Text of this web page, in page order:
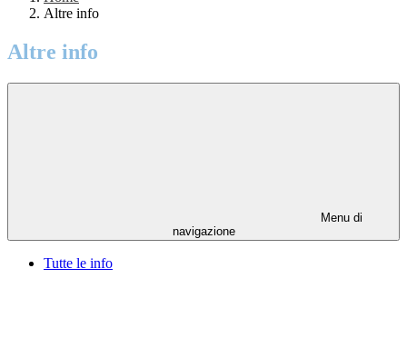
Altre info
Altre info
Menu di
navigazione
Tutte le info